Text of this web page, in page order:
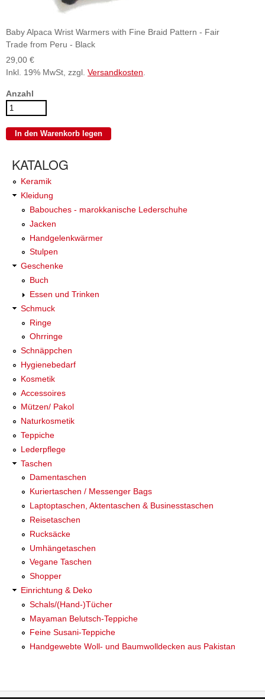
Baby Alpaca Wrist Warmers with Fine Braid Pattern - Fair
Trade from Peru - Black
29,00 €
Inkl. 19% MwSt, zzgl. Versandkosten.
Anzahl
KATALOG
Keramik
Kleidung
Babouches - marokkanische Lederschuhe
Jacken
Handgelenkwärmer
Stulpen
Geschenke
Buch
Essen und Trinken
Schmuck
Ringe
Ohrringe
Schnäppchen
Hygienebedarf
Kosmetik
Accessoires
Mützen/ Pakol
Naturkosmetik
Teppiche
Lederpflege
Taschen
Damentaschen
Kuriertaschen / Messenger Bags
Laptoptaschen, Aktentaschen & Businesstaschen
Reisetaschen
Rucksäcke
Umhängetaschen
Vegane Taschen
Shopper
Einrichtung & Deko
Schals/(Hand-)Tücher
Mayaman Belutsch-Teppiche
Feine Susani-Teppiche
Handgewebte Woll- und Baumwolldecken aus Pakistan